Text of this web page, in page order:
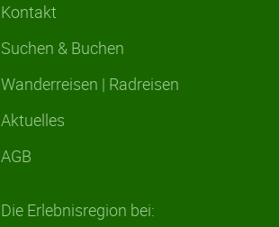
Kontakt
Suchen & Buchen
Wanderreisen | Radreisen
Aktuelles
AGB
Die Erlebnisregion bei: